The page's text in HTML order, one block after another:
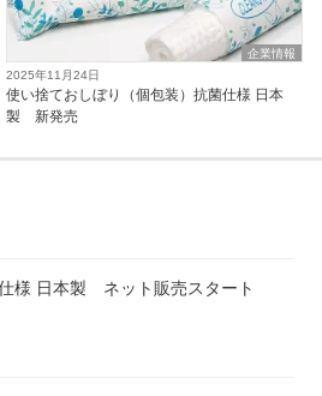
企業情報
2025年11月24日
使い捨ておしぼり（個包装）抗菌仕様 日本
製 新発売
様 日本製 ネット販売スタート